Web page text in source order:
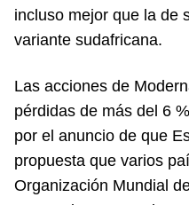
incluso mejor que la de
variante sudafricana.
Las acciones de
pérdidas de más del 6
por el anuncio de que
propuesta que varios
Organización Mundial